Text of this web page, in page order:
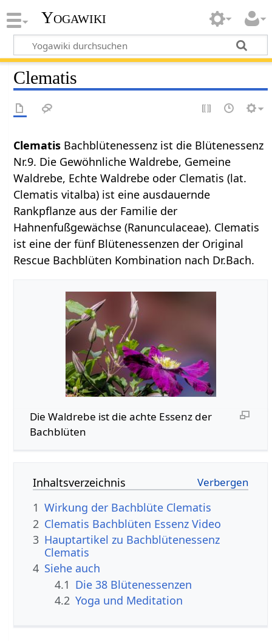
Yogawiki
Clematis
Clematis Bachblütenessenz ist die Blütenessenz
Nr.9. Die Gewöhnliche Waldrebe, Gemeine
Waldrebe, Echte Waldrebe oder Clematis (lat.
Clematis vitalba) ist eine ausdauernde
Rankpflanze aus der Familie der
Hahnenfußgewächse (Ranunculaceae). Clematis
ist eine der fünf Blütenessenzen der Original
Rescue Bachblüten Kombination nach Dr.Bach.
Die Waldrebe ist die achte Essenz der
Bachblüten
Inhaltsverzeichnis
1 Wirkung der Bachblüte Clematis
2 Clematis Bachblüten Essenz Video
3 Hauptartikel zu Bachblütenessenz
Clematis
4 Siehe auch
4.1 Die 38 Blütenessenzen
4.2 Yoga und Meditation